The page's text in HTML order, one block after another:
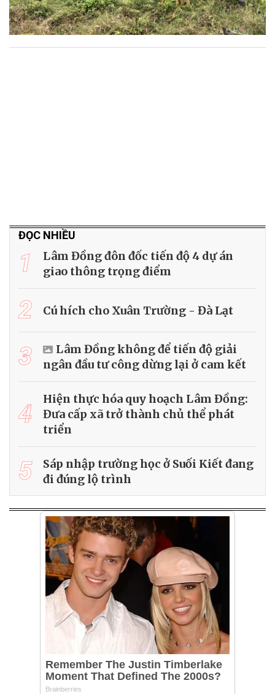
ĐỌC NHIỀU
1
Lâm Đồng đôn đốc tiến độ 4 dự án
giao thông trọng điểm
2 Cú hích cho Xuân Trường - Đà Lạt
3
Lâm Đồng không để tiến độ giải
ngân đầu tư công dừng lại ở cam kết
4
Hiện thực hóa quy hoạch Lâm Đồng:
Đưa cấp xã trở thành chủ thể phát
triển
5
Sáp nhập trường học ở Suối Kiết đang
đi đúng lộ trình